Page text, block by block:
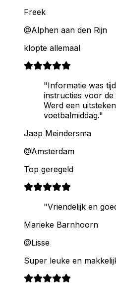
Freek
@Alphen aan den Rijn
klopte allemaal
"Informatie was
instructies voor de
Werd een
voetbalmiddag."
Jaap Meindersma
@Amsterdam
Top geregeld
"Vriendelijk en
Marieke Barnhoorn
@Lisse
Super leuke en